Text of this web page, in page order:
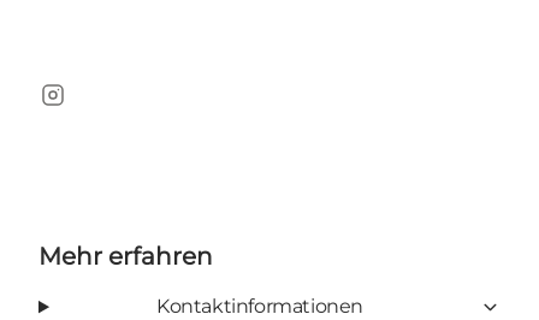
Instagram
Mehr erfahren
Kontaktinformationen